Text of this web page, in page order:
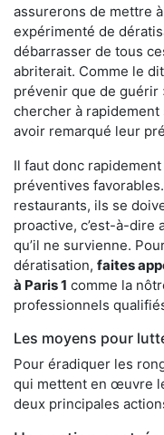
assurerons de mettre
expérimenté de
débarrasser de tous
abriterait. Comme le
prévenir que de guérir
chercher à
avoir remarqué leur
Il faut donc
préventives
restaurants, ils se
proactive, c’est-à-dire
qu’il ne survienne.
dératisation, faites
à Paris 1 comme la
professionnels
Les moyens pour
Pour éradiquer les
qui mettent en œuvre
deux principales